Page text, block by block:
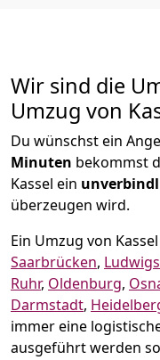
Wir sind die
Umzug von
Du wünschst ein
Minuten bekommst
Kassel ein
überzeugen wird.
Ein Umzug von
Saarbrücken,
Ruhr, Oldenburg,
Darmstadt,
immer eine
ausgeführt werden